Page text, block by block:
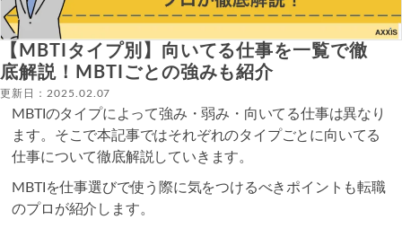
【MBTIタイプ別】向いてる仕事を一覧で徹
底解説！MBTIごとの強みも紹介
更新日：2025.02.07
MBTIのタイプによって強み・弱み・向いてる仕事は異なり
ます。そこで本記事ではそれぞれのタイプごとに向いてる
仕事について徹底解説していきます。
MBTIを仕事選びで使う際に気をつけるべきポイントも転職
のプロが紹介します。